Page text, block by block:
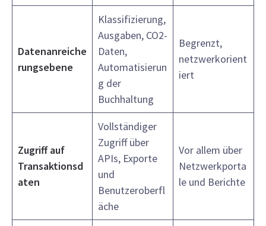
Datenanreiche
rungsebene
Klassifizierung,
Ausgaben, CO2-
Daten,
Automatisierun
g der
Buchhaltung
Begrenzt,
netzwerkorient
iert
Zugriff auf
Transaktionsd
aten
Vollständiger
Zugriff über
APIs, Exporte
und
Benutzeroberfl
äche
Vor allem über
Netzwerkporta
le und Berichte